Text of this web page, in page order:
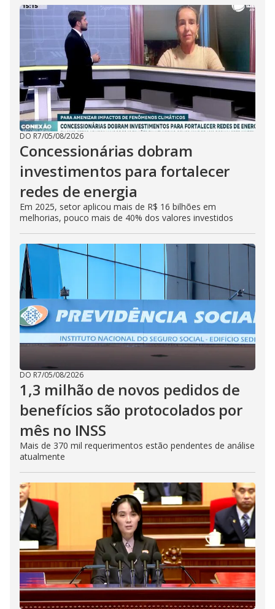
DO R7/05/08/2026
Concessionárias dobram
investimentos para fortalecer
redes de energia
Em 2025, setor aplicou mais de R$ 16 bilhões em
melhorias, pouco mais de 40% dos valores investidos
DO R7/05/08/2026
1,3 milhão de novos pedidos de
benefícios são protocolados por
mês no INSS
Mais de 370 mil requerimentos estão pendentes de análise
atualmente